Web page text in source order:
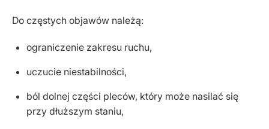
Do częstych objawów należą:
ograniczenie zakresu ruchu,
uczucie niestabilności,
ból dolnej części pleców, który może nasilać się
przy dłuższym staniu,